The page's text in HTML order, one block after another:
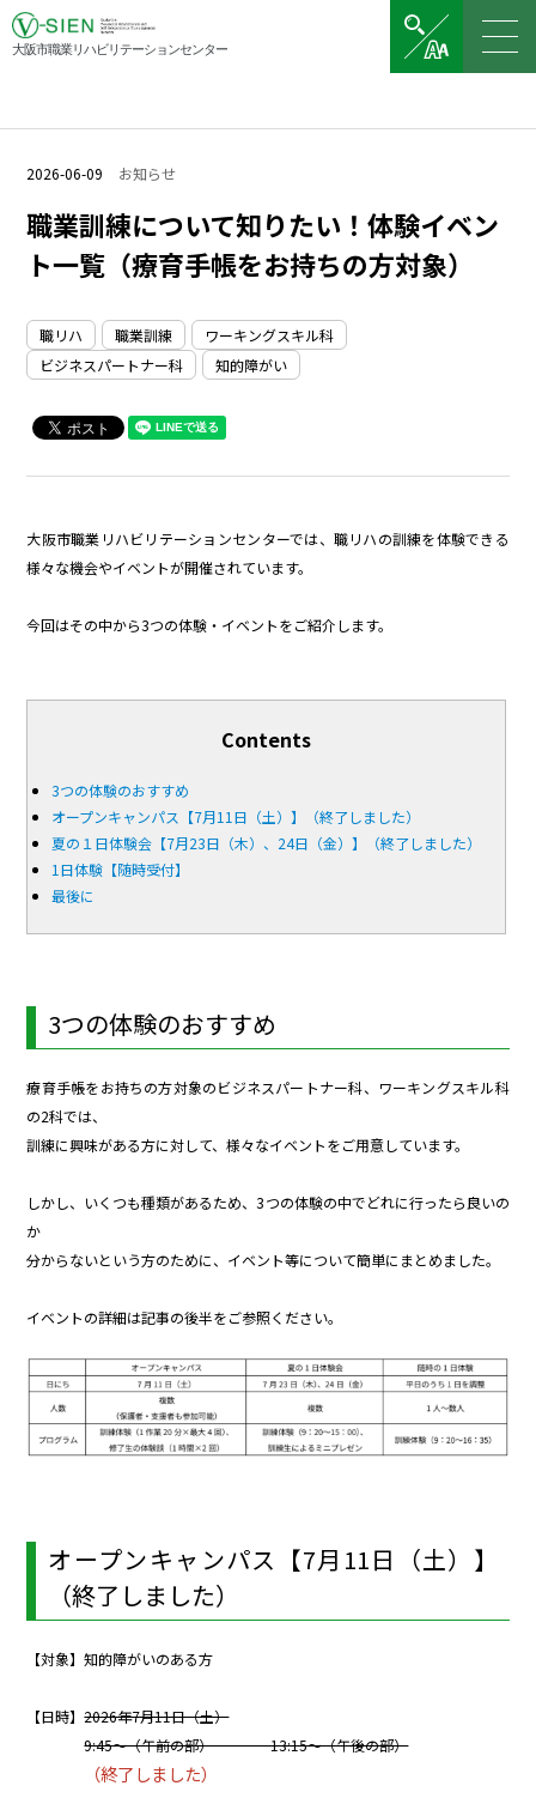
大阪市職業リハビリテーションセンター
2026-06-09 お知らせ
職業訓練について知りたい！体験イベン
ト一覧（療育手帳をお持ちの方対象）
職リハ 職業訓練
ワーキングスキル科
ビジネスパートナー科
知的障がい
大阪市職業リハビリテーションセンターでは、職リハの訓練を体験できる
様々な機会やイベントが開催されています。
今回はその中から3つの体験・イベントをご紹介します。
Contents
3つの体験のおすすめ
オープンキャンパス【7月11日（土）】（終了しました）
夏の１日体験会【7月23日（木）、24日（金）】（終了しました）
1日体験【随時受付】
最後に
3つの体験のおすすめ
療育手帳をお持ちの方対象のビジネスパートナー科、ワーキングスキル科
の2科では、
訓練に興味がある方に対して、様々なイベントをご用意しています。
しかし、いくつも種類があるため、3つの体験の中でどれに行ったら良いの
か
分からないという方のために、イベント等について簡単にまとめました。
イベントの詳細は記事の後半をご参照ください。
オープンキャンパス【7月11日（土）】
（終了しました）
【対象】知的障がいのある方
【日時】2026年7月11日（土）
9:45～（午前の部） 13:15～（午後の部）
（終了しました）